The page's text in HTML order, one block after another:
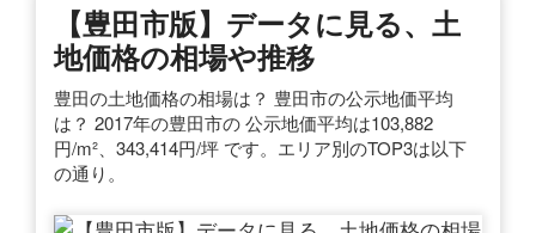
【豊田市版】データに見る、土
地価格の相場や推移
豊田の土地価格の相場は？ 豊田市の公示地価平均
は？ 2017年の豊田市の 公示地価平均は103,882
円/m²、343,414円/坪 です。エリア別のTOP3は以下
の通り。